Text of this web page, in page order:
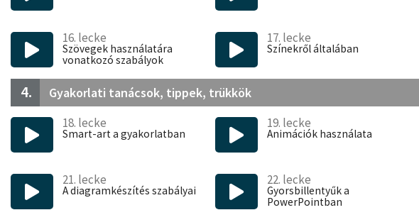
16. lecke
Szövegek használatára
vonatkozó szabályok
17. lecke
Színekről általában
4. Gyakorlati tanácsok, tippek, trükkök
18. lecke
Smart-art a gyakorlatban
19. lecke
Animációk használata
21. lecke
A diagramkészítés szabályai
22. lecke
Gyorsbillentyűk a
PowerPointban